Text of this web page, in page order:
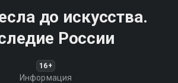
до искусства.
России
16+
Информация